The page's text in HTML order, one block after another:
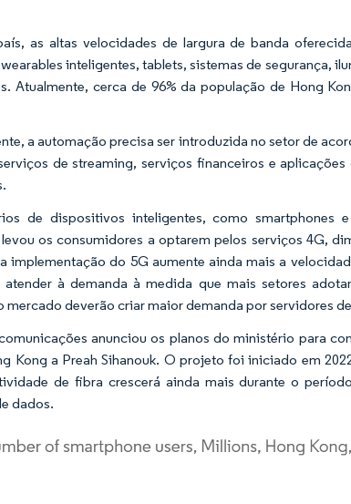
as altas velocidades de largura de banda
inteligentes, tablets, sistemas de segurança,
Atualmente, cerca de 96% da população de Hong
a automação precisa ser introduzida no setor de
de streaming, serviços financeiros e
de dispositivos inteligentes, como smartphones
os consumidores a optarem pelos serviços 4G,
implementação do 5G aumente ainda mais a
à demanda à medida que mais setores
mercado deverão criar maior demanda por servidores
anunciou os planos do ministério para
Kong a Preah Sihanouk. O projeto foi iniciado em
de fibra crescerá ainda mais durante o
dados.